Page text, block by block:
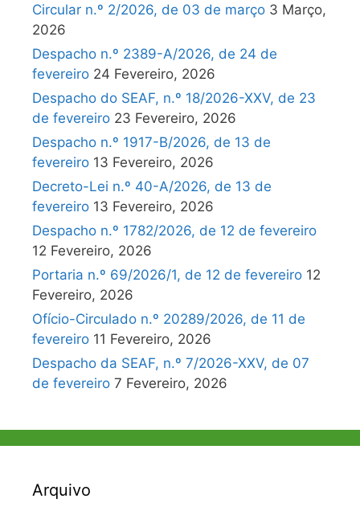
Circular n.º 2/2026, de 03 de março 3 Março,
2026
Despacho n.º 2389-A/2026, de 24 de
fevereiro 24 Fevereiro, 2026
Despacho do SEAF, n.º 18/2026-XXV, de 23
de fevereiro 23 Fevereiro, 2026
Despacho n.º 1917-B/2026, de 13 de
fevereiro 13 Fevereiro, 2026
Decreto-Lei n.º 40-A/2026, de 13 de
fevereiro 13 Fevereiro, 2026
Despacho n.º 1782/2026, de 12 de fevereiro
12 Fevereiro, 2026
Portaria n.º 69/2026/1, de 12 de fevereiro 12
Fevereiro, 2026
Ofício-Circulado n.º 20289/2026, de 11 de
fevereiro 11 Fevereiro, 2026
Despacho da SEAF, n.º 7/2026-XXV, de 07
de fevereiro 7 Fevereiro, 2026
Arquivo